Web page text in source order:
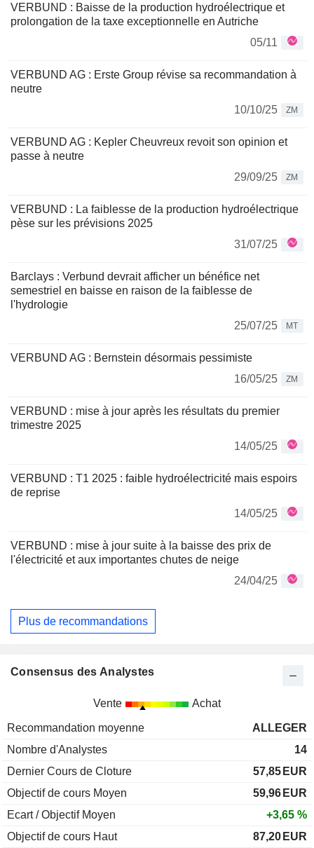
VERBUND : Baisse de la production hydroélectrique et
prolongation de la taxe exceptionnelle en Autriche
05/11
VERBUND AG : Erste Group révise sa recommandation à
neutre
10/10/25
ZM
VERBUND AG : Kepler Cheuvreux revoit son opinion et
passe à neutre
29/09/25
ZM
VERBUND : La faiblesse de la production hydroélectrique
pèse sur les prévisions 2025
31/07/25
Barclays : Verbund devrait afficher un bénéfice net
semestriel en baisse en raison de la faiblesse de
l'hydrologie
25/07/25
MT
VERBUND AG : Bernstein désormais pessimiste
16/05/25
ZM
VERBUND : mise à jour après les résultats du premier
trimestre 2025
14/05/25
VERBUND : T1 2025 : faible hydroélectricité mais espoirs
de reprise
14/05/25
VERBUND : mise à jour suite à la baisse des prix de
l'électricité et aux importantes chutes de neige
24/04/25
Plus de recommandations
Consensus des Analystes
Vente Achat
Recommandation moyenne
ALLEGER
Nombre d'Analystes
14
Dernier Cours de Cloture
57,85 EUR
Objectif de cours Moyen
59,96 EUR
Ecart / Objectif Moyen
+3,65 %
Objectif de cours Haut
87,20 EUR